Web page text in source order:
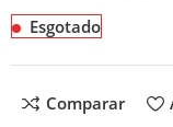
Esgotado
Comparar